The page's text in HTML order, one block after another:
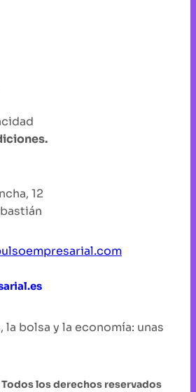
12
bolsa y la economía: unas
los derechos reservados